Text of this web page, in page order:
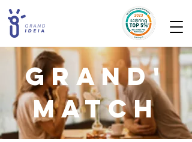
GRAND'
MATCH